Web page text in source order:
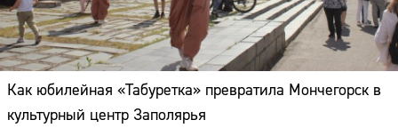
Как юбилейная «Табуретка» превратила Мончегорск в
культурный центр Заполярья